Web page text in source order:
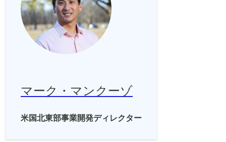
マーク・マンクーゾ
米国北東部事業開発ディレクター